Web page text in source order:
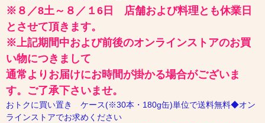
※８／8土～８／１6日 店舗および料理とも休業日
とさせて頂きます。
※上記期間中および前後のオンラインストアのお買
い物につきまして
通常よりお届けにお時間が掛かる場合がございま
す。ご了承下さいませ。
おトクに買い置き ケース(※30本・180g缶)単位で送料無料◆オン
ラインストアでお求めください